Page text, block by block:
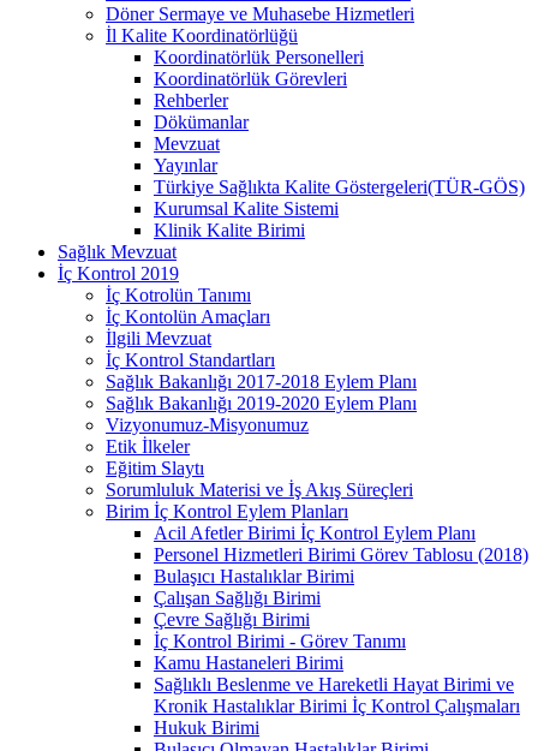
Döner Sermaye ve Muhasebe Hizmetleri
İl Kalite Koordinatörlüğü
Koordinatörlük Personelleri
Koordinatörlük Görevleri
Rehberler
Dökümanlar
Mevzuat
Yayınlar
Türkiye Sağlıkta Kalite Göstergeleri(TÜR-GÖS)
Kurumsal Kalite Sistemi
Klinik Kalite Birimi
Sağlık Mevzuat
İç Kontrol 2019
İç Kotrolün Tanımı
İç Kontolün Amaçları
İlgili Mevzuat
İç Kontrol Standartları
Sağlık Bakanlığı 2017-2018 Eylem Planı
Sağlık Bakanlığı 2019-2020 Eylem Planı
Vizyonumuz-Misyonumuz
Etik İlkeler
Eğitim Slaytı
Sorumluluk Materisi ve İş Akış Süreçleri
Birim İç Kontrol Eylem Planları
Acil Afetler Birimi İç Kontrol Eylem Planı
Personel Hizmetleri Birimi Görev Tablosu (2018)
Bulaşıcı Hastalıklar Birimi
Çalışan Sağlığı Birimi
Çevre Sağlığı Birimi
İç Kontrol Birimi - Görev Tanımı
Kamu Hastaneleri Birimi
Sağlıklı Beslenme ve Hareketli Hayat Birimi ve
Kronik Hastalıklar Birimi İç Kontrol Çalışmaları
Hukuk Birimi